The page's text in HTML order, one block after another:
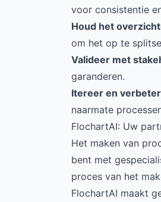
voor consistentie
Houd het
om het op te
Valideer met
garanderen.
Itereer en verbeter
naarmate
FlochartAI: Uw
Het maken van
bent met
proces van het
FlochartAI maakt